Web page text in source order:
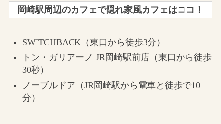
岡崎駅周辺のカフェで隠れ家風カフェはココ！
SWITCHBACK（東口から徒歩3分）
トン・ガリアーノ JR岡崎駅前店（東口から徒歩
30秒）
ノーブルドア（JR岡崎駅から電車と徒歩で10
分）